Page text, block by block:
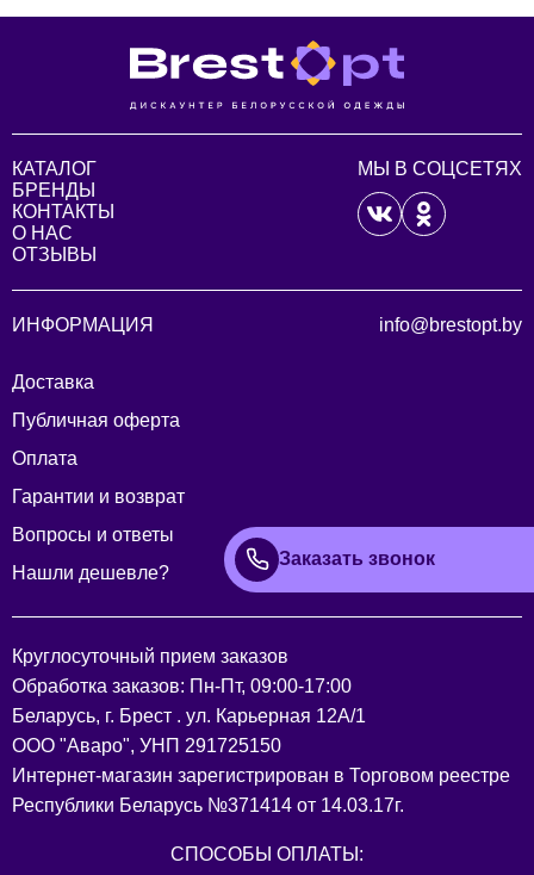
КАТАЛОГ
БРЕНДЫ
КОНТАКТЫ
О НАС
ОТЗЫВЫ
МЫ В СОЦСЕТЯХ
ИНФОРМАЦИЯ
Доставка
Публичная оферта
Оплата
Гарантии и возврат
Вопросы и ответы
Нашли дешевле?
info@brestopt.by
Заказать звонок
Круглосуточный прием заказов
Обработка заказов: Пн-Пт, 09:00-17:00
Беларусь, г. Брест . ул. Карьерная 12А/1
ООО "Аваро", УНП 291725150
Интернет-магазин зарегистрирован в Торговом реестре
Республики Беларусь №371414 от 14.03.17г.
СПОСОБЫ ОПЛАТЫ: